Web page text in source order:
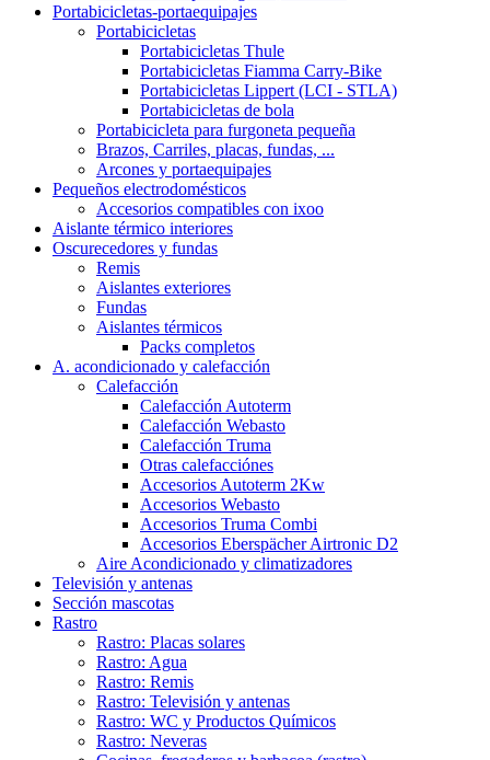
Portabicicletas-portaequipajes
Portabicicletas
Portabicicletas Thule
Portabicicletas Fiamma Carry-Bike
Portabicicletas Lippert (LCI - STLA)
Portabicicletas de bola
Portabicicleta para furgoneta pequeña
Brazos, Carriles, placas, fundas, ...
Arcones y portaequipajes
Pequeños electrodomésticos
Accesorios compatibles con ixoo
Aislante térmico interiores
Oscurecedores y fundas
Remis
Aislantes exteriores
Fundas
Aislantes térmicos
Packs completos
A. acondicionado y calefacción
Calefacción
Calefacción Autoterm
Calefacción Webasto
Calefacción Truma
Otras calefacciónes
Accesorios Autoterm 2Kw
Accesorios Webasto
Accesorios Truma Combi
Accesorios Eberspächer Airtronic D2
Aire Acondicionado y climatizadores
Televisión y antenas
Sección mascotas
Rastro
Rastro: Placas solares
Rastro: Agua
Rastro: Remis
Rastro: Televisión y antenas
Rastro: WC y Productos Químicos
Rastro: Neveras